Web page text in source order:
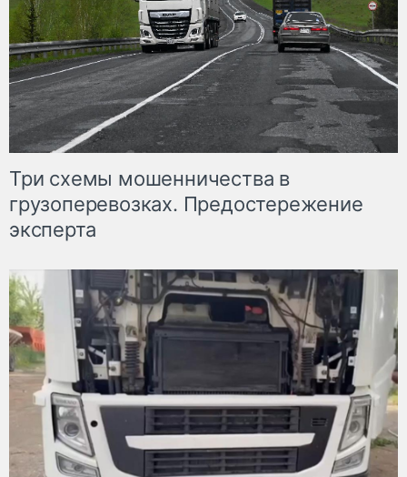
Три схемы мошенничества в
грузоперевозках. Предостережение
эксперта